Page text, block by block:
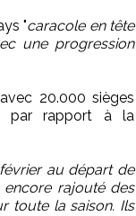
"caracole en tête
une progression
20.000 sièges
par rapport à la
au départ de
encore rajouté des
toute la saison. Ils